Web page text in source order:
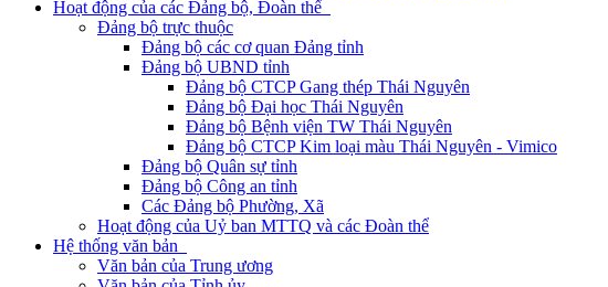
Hoạt động của các Đảng bộ, Đoàn thể
Đảng bộ trực thuộc
Đảng bộ các cơ quan Đảng tỉnh
Đảng bộ UBND tỉnh
Đảng bộ CTCP Gang thép Thái Nguyên
Đảng bộ Đại học Thái Nguyên
Đảng bộ Bệnh viện TW Thái Nguyên
Đảng bộ CTCP Kim loại màu Thái Nguyên - Vimico
Đảng bộ Quân sự tỉnh
Đảng bộ Công an tỉnh
Các Đảng bộ Phường, Xã
Hoạt động của Uỷ ban MTTQ và các Đoàn thể
Hệ thống văn bản
Văn bản của Trung ương